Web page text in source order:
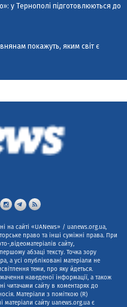
у Тернополі підготовлюються до
покажуть, яким світ є
на сайті «UANews» / uanews.org.ua,
право та інші суміжні права. При
,відеоматеріалів сайту,
абзаці тексту. Точка зору
а усі опубліковані матеріали не
теми, про яку йдеться.
наведеної інформації, а також
читачами сайту в коментарях до
Матеріали з поміткою (R)
матеріали сайту uanews.org.ua є